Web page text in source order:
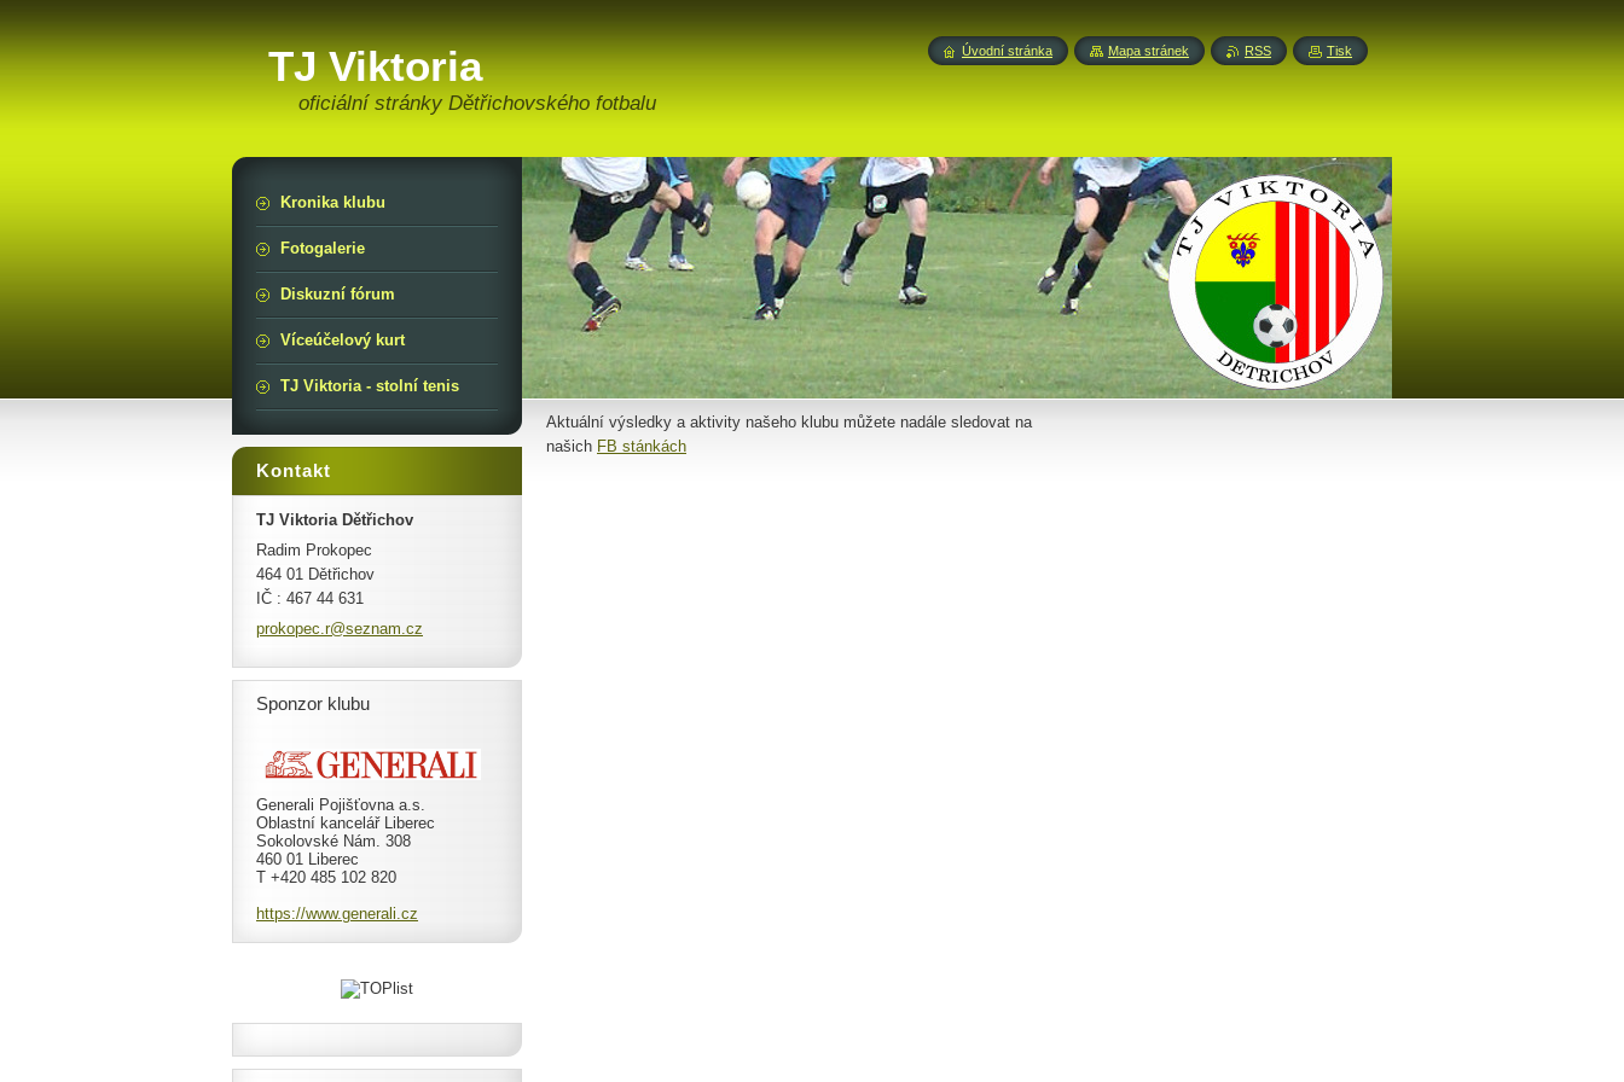
TJ Viktoria
oficiální stránky Dětřichovského fotbalu
Aktuální výsledky a aktivity našeho klubu můžete nadále sledovat na
našich FB stánkách
Kronika klubu
Fotogalerie
Diskuzní fórum
Víceúčelový kurt
TJ Viktoria - stolní tenis
Kontakt
TJ Viktoria Dětřichov
Radim Prokopec
464 01 Dětřichov
IČ : 467 44 631
prokopec.r@seznam.cz
Sponzor klubu
Generali Pojišťovna a.s.
Oblastní kancelář Liberec
Sokolovské Nám. 308
460 01 Liberec
T +420 485 102 820
https://www.generali.cz
Úvodní stránka Mapa stránek RSS Tisk